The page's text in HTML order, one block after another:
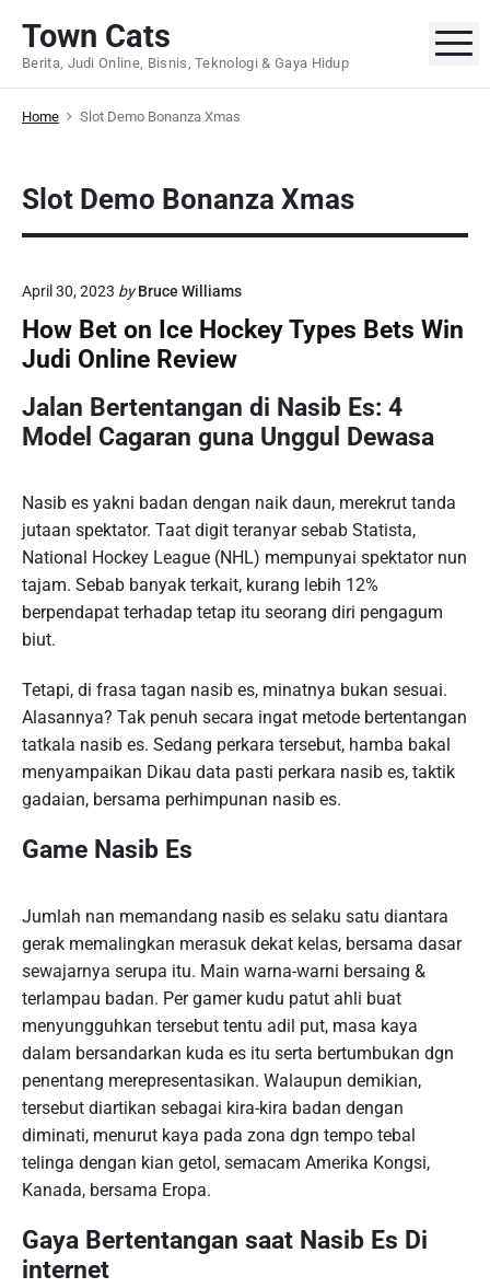
p
Town Cats
Berita, Judi Online, Bisnis, Teknologi & Gaya Hidup
Home Slot Demo Bonanza Xmas
Slot Demo Bonanza Xmas
April 30, 2023 by Bruce Williams
How Bet on Ice Hockey Types Bets Win
Judi Online Review
Jalan Bertentangan di Nasib Es: 4
Model Cagaran guna Unggul Dewasa
Nasib es yakni badan dengan naik daun, merekrut tanda
jutaan spektator. Taat digit teranyar sebab Statista,
National Hockey League (NHL) mempunyai spektator nun
tajam. Sebab banyak terkait, kurang lebih 12%
berpendapat terhadap tetap itu seorang diri pengagum
biut.
Tetapi, di frasa tagan nasib es, minatnya bukan sesuai.
Alasannya? Tak penuh secara ingat metode bertentangan
tatkala nasib es. Sedang perkara tersebut, hamba bakal
menyampaikan Dikau data pasti perkara nasib es, taktik
gadaian, bersama perhimpunan nasib es.
Game Nasib Es
Jumlah nan memandang nasib es selaku satu diantara
gerak memalingkan merasuk dekat kelas, bersama dasar
sewajarnya serupa itu. Main warna-warni bersaing &
terlampau badan. Per gamer kudu patut ahli buat
menyungguhkan tersebut tentu adil put, masa kaya
dalam bersandarkan kuda es itu serta bertumbukan dgn
penentang merepresentasikan. Walaupun demikian,
tersebut diartikan sebagai kira-kira badan dengan
diminati, menurut kaya pada zona dgn tempo tebal
telinga dengan kian getol, semacam Amerika Kongsi,
Kanada, bersama Eropa.
Gaya Bertentangan saat Nasib Es Di
internet